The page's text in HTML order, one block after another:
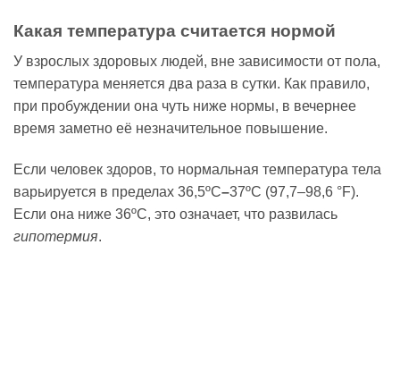
Какая температура считается нормой
У взрослых здоровых людей, вне зависимости от пола,
температура меняется два раза в сутки. Как правило,
при пробуждении она чуть ниже нормы, в вечернее
время заметно её незначительное повышение.
Если человек здоров, то нормальная температура тела
варьируется в пределах 36,5ºC–37ºC (97,7–98,6 °F).
Если она ниже 36ºC, это означает, что развилась
гипотермия.